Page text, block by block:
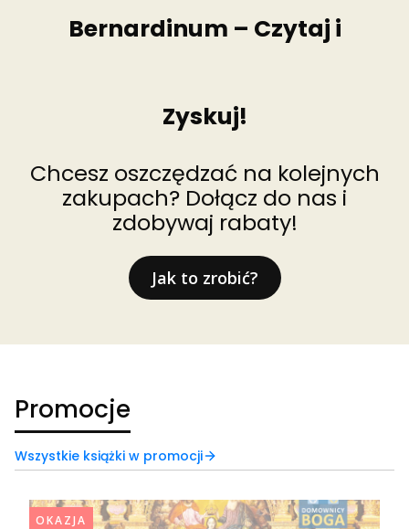
Bernardinum – Czytaj i
Zyskuj!
Chcesz oszczędzać na kolejnych
zakupach? Dołącz do nas i
zdobywaj rabaty!
Jak to zrobić?
Promocje
Wszystkie książki w promocji
OKAZJA